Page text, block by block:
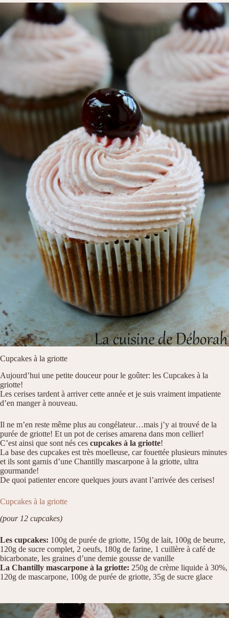
Cupcakes à la griotte
Aujourd’hui une petite douceur pour le goûter: les Cupcakes à la
griotte!
Les cerises tardent à arriver cette année et je suis vraiment impatiente
d’en manger à nouveau.
Il ne m’en reste même plus au congélateur…mais j’y ai trouvé de la
purée de griotte! Et un pot de cerises amarena dans mon cellier!
C’est ainsi que sont nés ces cupcakes à la griotte!
La base des cupcakes est très moelleuse, car fouettée plusieurs minutes
et ils sont garnis d’une Chantilly mascarpone à la griotte, ultra
gourmande!
De quoi patienter encore quelques jours avant l’arrivée des cerises!
Cupcakes à la griotte
(pour 12 cupcakes)
Les cupcakes: 100g de purée de griotte, 150g de lait, 100g de beurre,
120g de sucre complet, 2 oeufs, 180g de farine, 1 cuillère à café de
bicarbonate, les graines d’une demie gousse de vanille
La Chantilly mascarpone à la griotte: 250g de crème liquide à 30%,
120g de mascarpone, 100g de purée de griotte, 35g de sucre glace